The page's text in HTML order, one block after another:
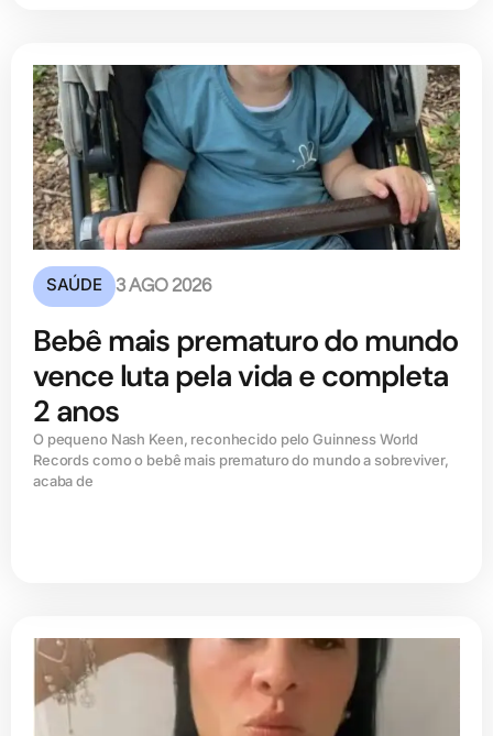
SAÚDE 3 AGO 2026
Bebê mais prematuro do mundo
vence luta pela vida e completa
2 anos
O pequeno Nash Keen, reconhecido pelo Guinness World
Records como o bebê mais prematuro do mundo a sobreviver,
acaba de